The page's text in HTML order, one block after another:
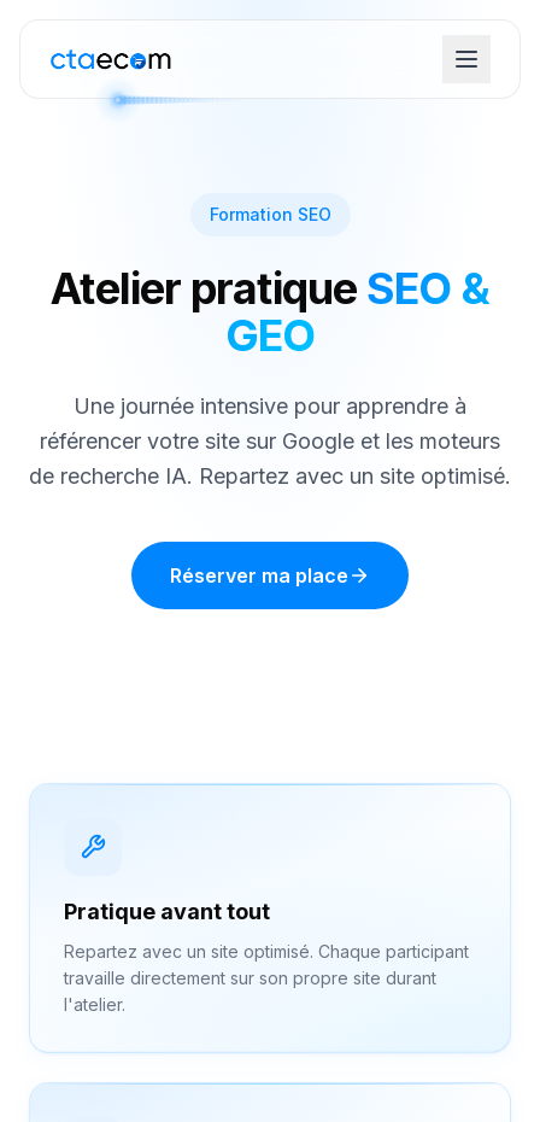
Formation SEO
Atelier pratique SEO &
GEO
Une journée intensive pour apprendre à
référencer votre site sur Google et les moteurs
de recherche IA. Repartez avec un site optimisé.
Réserver ma place
Pratique avant tout
Repartez avec un site optimisé. Chaque participant
travaille directement sur son propre site durant
l'atelier.